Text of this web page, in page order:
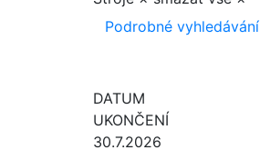
Podrobné vyhledávání
DATUM
UKONČENÍ
30.7.2026